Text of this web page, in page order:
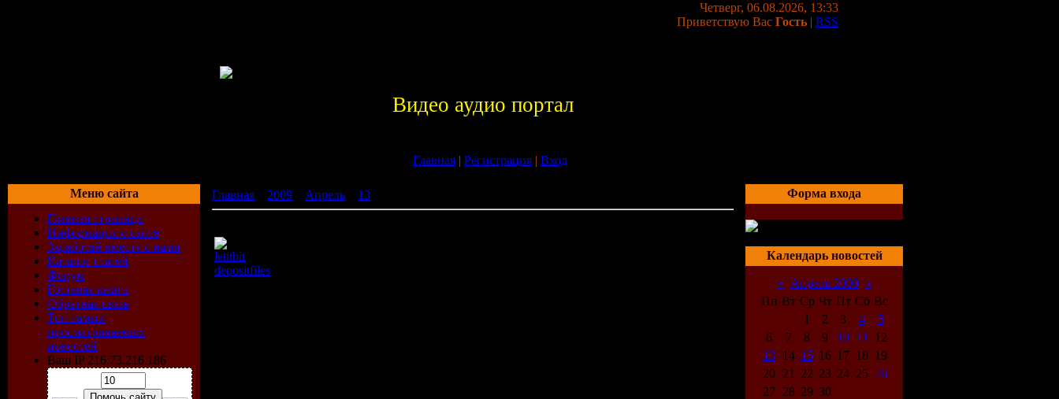
Четверг, 06.08.2026, 13:33
Приветствую Вас Гость | RSS
Видео аудио портал
Главная| Регистрация| Вход
Меню сайта
Главная страница
Информация о сайте
Заработай вместе с нами
Каталог статей
Форум
Гостевая книга
Обратная связь
Топ самых
просматриваемых
новостей
Ваш IP 216.73.216.186
Главная 2009 Апрель 13
letitbit
depositfiles
Форма входа
Календарь новостей
« Апрель 2009 »
Пн Вт Ср Чт Пт Сб Вс
1
2 3 4
5
6
7 8 9 10 11
12
13
14 15 16 17 18 19
20 21 22 23 24 25 26
27 28 29 30